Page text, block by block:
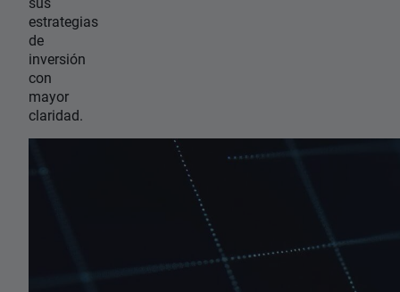
estrategias
de
inversión
con
mayor
claridad.